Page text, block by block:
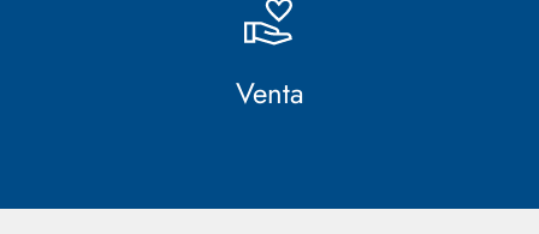
Venta